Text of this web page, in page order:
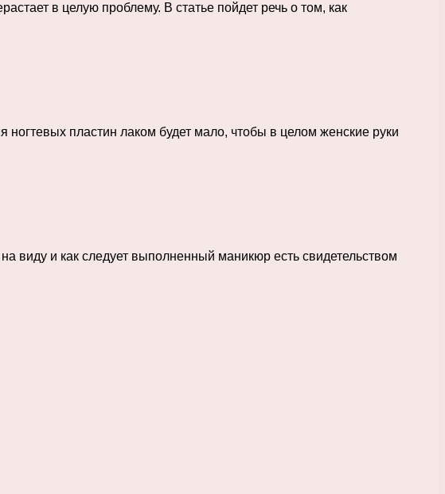
в целую проблему. В статье пойдет речь о том, как
пластин лаком будет мало, чтобы в целом женские руки
виду и как следует выполненный маникюр есть свидетельством